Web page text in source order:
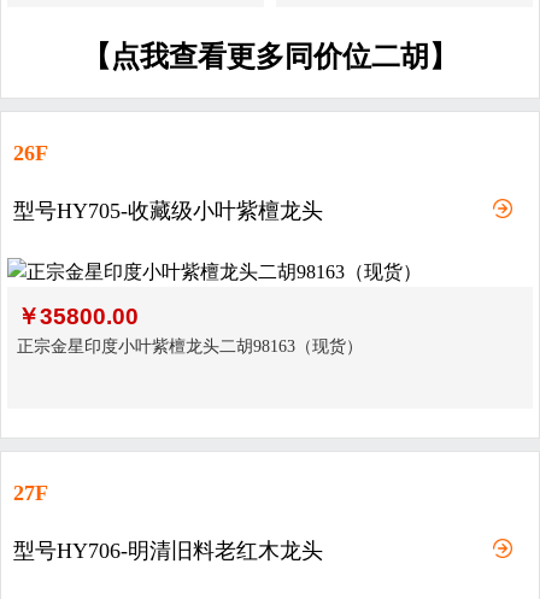
【点我查看更多同价位二胡】
26F
型号HY705-收藏级小叶紫檀龙头
￥35800.00
正宗金星印度小叶紫檀龙头二胡98163（现货）
27F
型号HY706-明清旧料老红木龙头